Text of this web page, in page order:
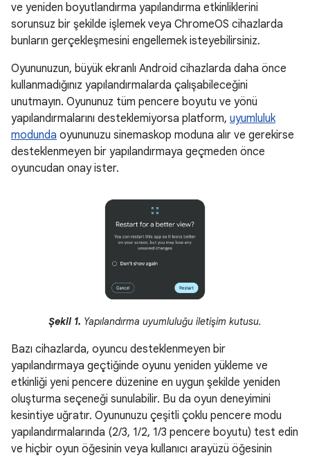
ve yeniden boyutlandırma yapılandırma etkinliklerini
sorunsuz bir şekilde işlemek veya ChromeOS cihazlarda
bunların gerçekleşmesini engellemek isteyebilirsiniz.
Oyununuzun, büyük ekranlı Android cihazlarda daha önce
kullanmadığınız yapılandırmalarda çalışabileceğini
unutmayın. Oyununuz tüm pencere boyutu ve yönü
yapılandırmalarını desteklemiyorsa platform, uyumluluk
modunda oyununuzu sinemaskop moduna alır ve gerekirse
desteklenmeyen bir yapılandırmaya geçmeden önce
oyuncudan onay ister.
Şekil 1. Yapılandırma uyumluluğu iletişim kutusu.
Bazı cihazlarda, oyuncu desteklenmeyen bir
yapılandırmaya geçtiğinde oyunu yeniden yükleme ve
etkinliği yeni pencere düzenine en uygun şekilde yeniden
oluşturma seçeneği sunulabilir. Bu da oyun deneyimini
kesintiye uğratır. Oyununuzu çeşitli çoklu pencere modu
yapılandırmalarında (2/3, 1/2, 1/3 pencere boyutu) test edin
ve hiçbir oyun öğesinin veya kullanıcı arayüzü öğesinin